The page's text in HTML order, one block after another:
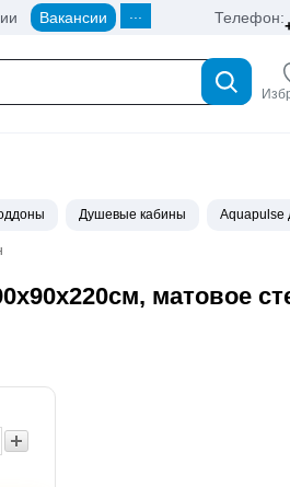
Вакансии Телефон:
Душевые кабины Aquapulse
матовое